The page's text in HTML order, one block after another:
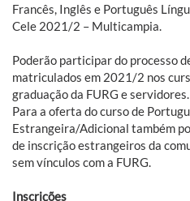
Francês, Inglês e Português
Cele 2021/2 – Multicampia.
Poderão participar do processo
matriculados em 2021/2 nos
graduação da FURG e servidores.
Para a oferta do curso de
Estrangeira/Adicional também
de inscrição estrangeiros da
sem vínculos com a FURG.
Inscrições